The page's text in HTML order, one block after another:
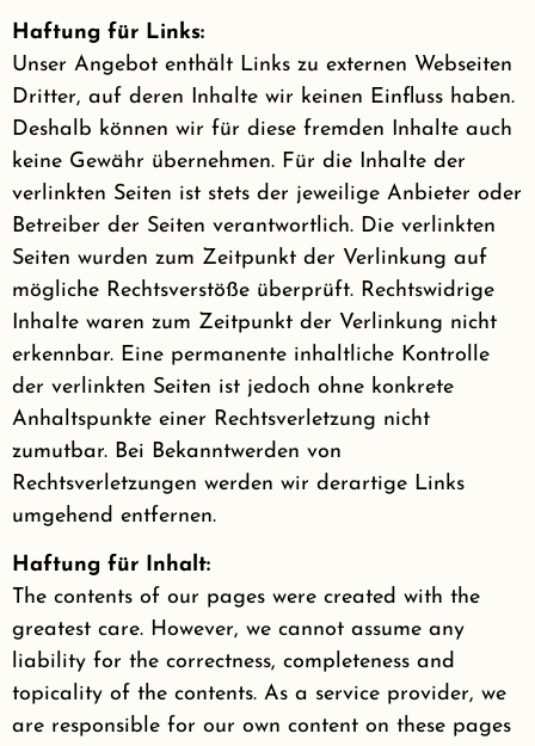
Haftung für Links:
Unser Angebot enthält Links zu externen Webseiten
Dritter, auf deren Inhalte wir keinen Einfluss haben.
Deshalb können wir für diese fremden Inhalte auch
keine Gewähr übernehmen. Für die Inhalte der
verlinkten Seiten ist stets der jeweilige Anbieter oder
Betreiber der Seiten verantwortlich. Die verlinkten
Seiten wurden zum Zeitpunkt der Verlinkung auf
mögliche Rechtsverstöße überprüft. Rechtswidrige
Inhalte waren zum Zeitpunkt der Verlinkung nicht
erkennbar. Eine permanente inhaltliche Kontrolle
der verlinkten Seiten ist jedoch ohne konkrete
Anhaltspunkte einer Rechtsverletzung nicht
zumutbar. Bei Bekanntwerden von
Rechtsverletzungen werden wir derartige Links
umgehend entfernen.
Haftung für Inhalt:
The contents of our pages were created with the
greatest care. However, we cannot assume any
liability for the correctness, completeness and
topicality of the contents. As a service provider, we
are responsible for our own content on these pages